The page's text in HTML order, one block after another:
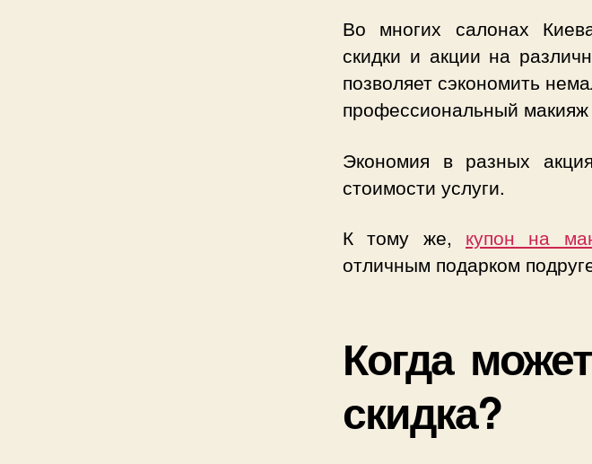
Во многих салонах
скидки и акции на
позволяет сэкономить
профессиональный
Экономия в разных
стоимости услуги.
К тому же, купон на
отличным подарком
Когда
скидка?